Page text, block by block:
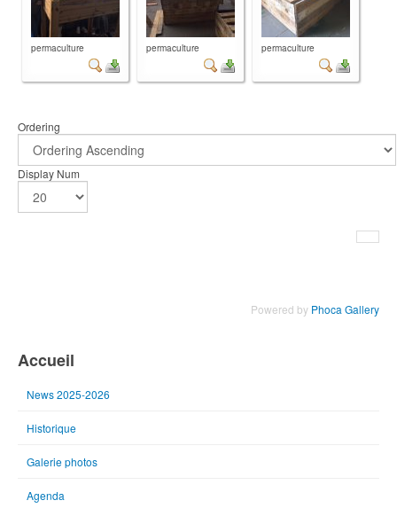
permaculture permaculture permaculture
Ordering
Display Num
Powered by Phoca Gallery
Accueil
News 2025-2026
Historique
Galerie photos
Agenda